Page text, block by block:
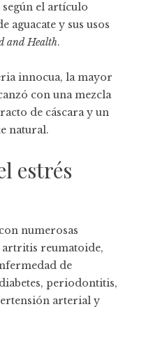
el artículo
aguacate y sus usos
and Health.
innocua, la mayor
con una mezcla
de cáscara y un
natural.
estrés
numerosas
artritis reumatoide,
de
periodontitis,
arterial y